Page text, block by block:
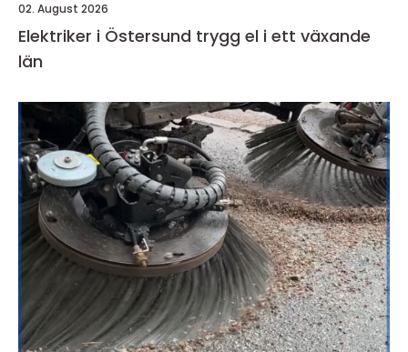
02. August 2026
Elektriker i Östersund trygg el i ett växande
län